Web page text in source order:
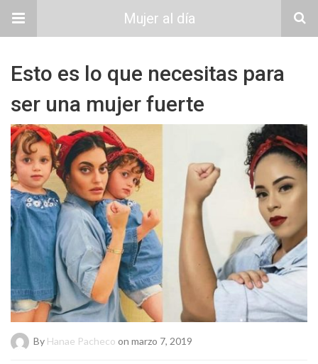
Mujer al día
Esto es lo que necesitas para
ser una mujer fuerte
By Hanae Pacheco on marzo 7, 2019